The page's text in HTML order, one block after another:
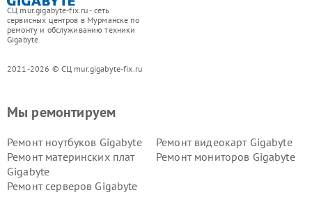
СЦ mur.gigabyte-fix.ru - сеть
сервисных центров в Мурманске по
ремонту и обслуживанию техники
Gigabyte
2021-2026 © СЦ mur.gigabyte-fix.ru
Мы ремонтируем
Ремонт ноутбуков Gigabyte
Ремонт видеокарт Gigabyte
Ремонт материнских плат
Gigabyte
Ремонт мониторов Gigabyte
Ремонт серверов Gigabyte